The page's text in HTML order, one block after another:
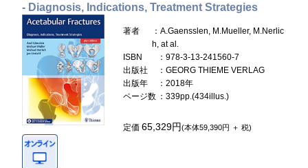
- Diagnosis, Indications, Treatment Strategies
著者
：A.Gaensslen, M.Mueller, M.Nerlic
h, at al.
ISBN
：978-3-13-241560-7
出版社
：GEORG THIEME VERLAG
出版年
：2018年
ページ数 ：339pp.(434illus.)
定価65,329円(本体59,390円 ＋ 税)